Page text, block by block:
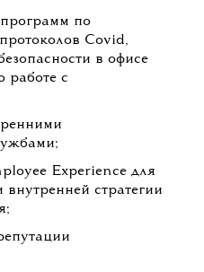
по
Covid,
в офисе
работе с
Experience для
стратегии